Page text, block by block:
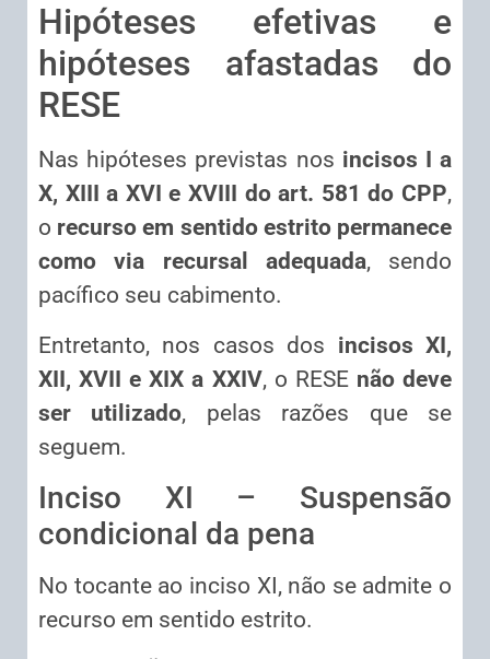
Hipóteses efetivas e
hipóteses afastadas do
RESE
Nas hipóteses previstas nos incisos I a
X, XIII a XVI e XVIII do art. 581 do CPP,
o recurso em sentido estrito permanece
como via recursal adequada, sendo
pacífico seu cabimento.
Entretanto, nos casos dos incisos XI,
XII, XVII e XIX a XXIV, o RESE não deve
ser utilizado, pelas razões que se
seguem.
Inciso XI – Suspensão
condicional da pena
No tocante ao inciso XI, não se admite o
recurso em sentido estrito.